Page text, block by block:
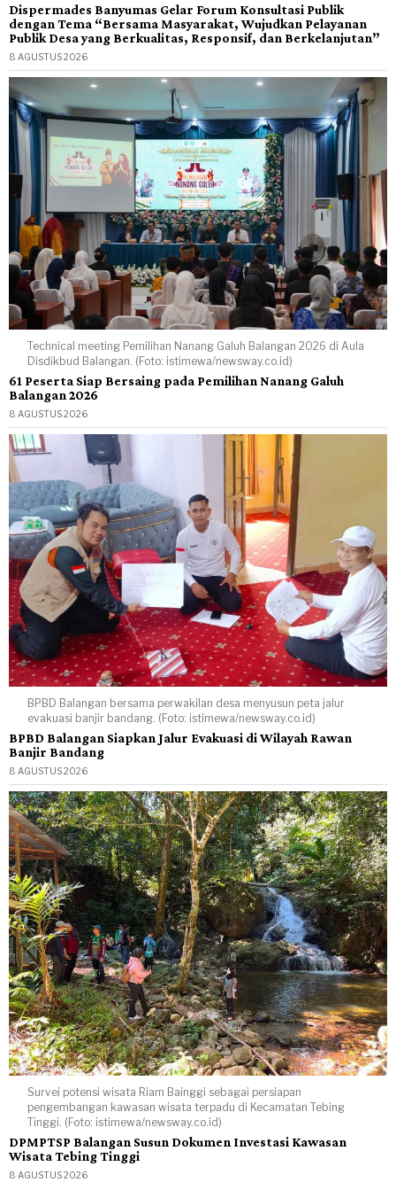
Dispermades Banyumas Gelar Forum Konsultasi Publik
dengan Tema “Bersama Masyarakat, Wujudkan Pelayanan
Publik Desa yang Berkualitas, Responsif, dan Berkelanjutan”
8 AGUSTUS 2026
Technical meeting Pemilihan Nanang Galuh Balangan 2026 di Aula
Disdikbud Balangan. (Foto: istimewa/newsway.co.id)
61 Peserta Siap Bersaing pada Pemilihan Nanang Galuh
Balangan 2026
8 AGUSTUS 2026
BPBD Balangan bersama perwakilan desa menyusun peta jalur
evakuasi banjir bandang. (Foto: istimewa/newsway.co.id)
BPBD Balangan Siapkan Jalur Evakuasi di Wilayah Rawan
Banjir Bandang
8 AGUSTUS 2026
Survei potensi wisata Riam Bainggi sebagai persiapan
pengembangan kawasan wisata terpadu di Kecamatan Tebing
Tinggi. (Foto: istimewa/newsway.co.id)
DPMPTSP Balangan Susun Dokumen Investasi Kawasan
Wisata Tebing Tinggi
8 AGUSTUS 2026